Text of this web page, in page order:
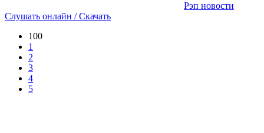
Рэп новости
Слушать онлайн / Скачать
100
1
2
3
4
5